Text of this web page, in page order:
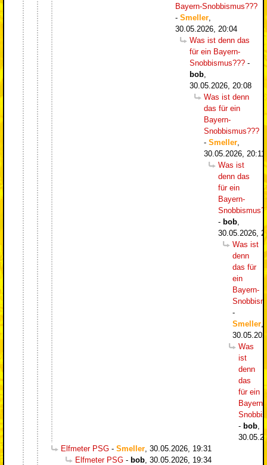
Bayern-Snobbismus???
- Smeller
30.05.2026, 20:04
Was ist denn das
für ein Bayern-
Snobbismus??? -
bob
30.05.2026, 20:08
Was ist denn
das für ein
Bayern-
Snobbismus???
- Smeller
30.05.2026, 20:11
Was ist
denn das
für ein
Bayern-
- bob
30.05.2026,
Was ist
denn
das für
ein
Bayern-
-
Smeller
Was
ist
denn
das
für ein
Bayern-
- bob
Elfmeter PSG - Smeller 30.05.2026, 19:31
Elfmeter PSG - bob 30.05.2026, 19:34